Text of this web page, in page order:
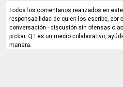
Todos los comentarios realizados en
responsabilidad de quien los escribe, por
conversación - discusión sin ofensas o
probar. QT es un medio colaborativo,
manera.